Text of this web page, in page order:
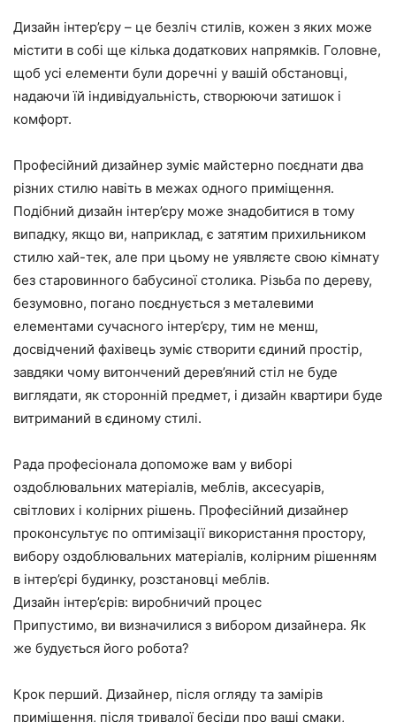
Дизайн інтер’єру – це безліч стилів, кожен з яких може
містити в собі ще кілька додаткових напрямків. Головне,
щоб усі елементи були доречні у вашій обстановці,
надаючи їй індивідуальність, створюючи затишок і
комфорт.
Професійний дизайнер зуміє майстерно поєднати два
різних стилю навіть в межах одного приміщення.
Подібний дизайн інтер’єру може знадобитися в тому
випадку, якщо ви, наприклад, є затятим прихильником
стилю хай-тек, але при цьому не уявляєте свою кімнату
без старовинного бабусиної столика. Різьба по дереву,
безумовно, погано поєднується з металевими
елементами сучасного інтер’єру, тим не менш,
досвідчений фахівець зуміє створити єдиний простір,
завдяки чому витончений дерев’яний стіл не буде
виглядати, як сторонній предмет, і дизайн квартири буде
витриманий в єдиному стилі.
Рада професіонала допоможе вам у виборі
оздоблювальних матеріалів, меблів, аксесуарів,
світлових і колірних рішень. Професійний дизайнер
проконсультує по оптимізації використання простору,
вибору оздоблювальних матеріалів, колірним рішенням
в інтер’єрі будинку, розстановці меблів.
Дизайн інтер’єрів: виробничий процес
Припустимо, ви визначилися з вибором дизайнера. Як
же будується його робота?
Крок перший. Дизайнер, після огляду та замірів
приміщення, після тривалої бесіди про ваші смаки,